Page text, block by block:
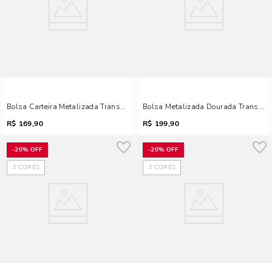
Bolsa Carteira Metalizada Transversal Dourada
R$ 169,90
Bolsa Metalizada Dourada
R$ 199,90
-20% OFF
3 CORES
-20% OFF
3 CORES